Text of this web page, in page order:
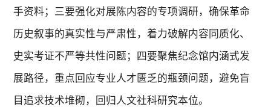
手资料；三要强化对展陈内容的专项调研，确保革命
历史叙事的真实性与严肃性，着力破解内容同质化、
史实考证不严等共性问题；四要聚焦纪念馆内涵式发
展路径，重点回应专业人才匮乏的瓶颈问题，避免盲
目追求技术堆砌，回归人文社科研究本位。